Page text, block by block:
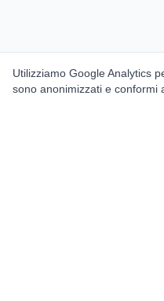
Utilizziamo Google Analytics
sono anonimizzati e conformi